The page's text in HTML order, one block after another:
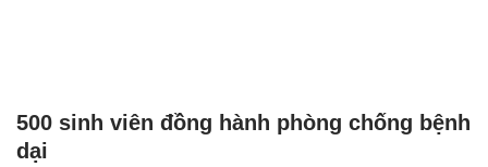
500 sinh viên đồng hành phòng chống bệnh
dại